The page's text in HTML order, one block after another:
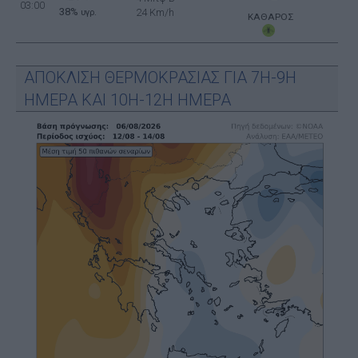
03:00
38% υγρ.
24 Km/h
ΚΑΘΑΡΟΣ
ΑΠΟΚΛΙΣΗ ΘΕΡΜΟΚΡΑΣΙΑΣ ΓΙΑ 7Η-9Η
ΗΜΕΡΑ ΚΑΙ 10Η-12Η ΗΜΕΡΑ